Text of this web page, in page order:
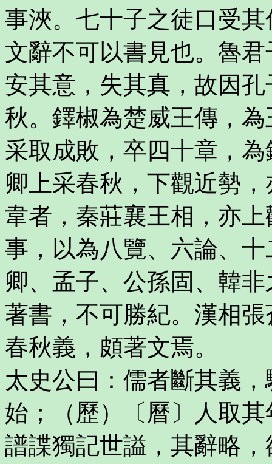
事浹。七十子之徒口受
文辭不可以書見也。魯
安其意，失其真，故因
秋。鐸椒為楚威王傳，
采取成敗，卒四十章，
卿上采春秋，下觀近勢
韋者，秦莊襄王相，亦
事，以為八覽、六論、
卿、孟子、公孫固、韓
著書，不可勝紀。漢相
春秋義，頗著文焉。
太史公曰：儒者斷其義
始；（歷）〔曆〕人取
譜諜獨記世謚，其辭略